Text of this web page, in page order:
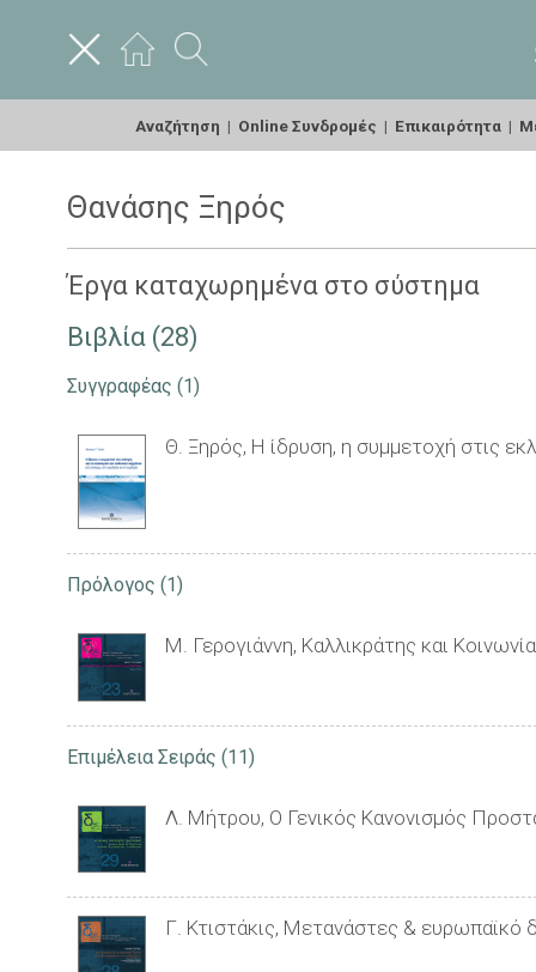
Αναζήτηση | Online Συνδρομές | Επικαιρότητα |
Θανάσης Ξηρός
Έργα καταχωρημένα στο σύστημα
Βιβλία (28)
Συγγραφέας (1)
Θ. Ξηρός, Η ίδρυση, η συμμετοχή στις
Πρόλογος (1)
Μ. Γερογιάννη, Καλλικράτης και
Επιμέλεια Σειράς (11)
Λ. Μήτρου, Ο Γενικός Κανονισμός
Γ. Κτιστάκις, Μετανάστες &